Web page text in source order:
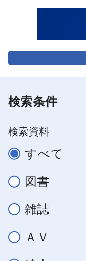
検索条件
検索資料
すべて
図書
雑誌
ＡＶ